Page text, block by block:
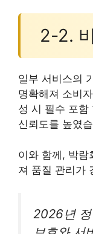
2-2.
일부 서비스의
명확해져 소비
성 시 필수 포함
신뢰도를 높였
이와 함께, 박람
져 품질 관리가
2026년 정